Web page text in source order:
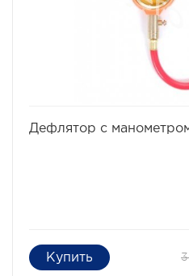
Дефлятор с